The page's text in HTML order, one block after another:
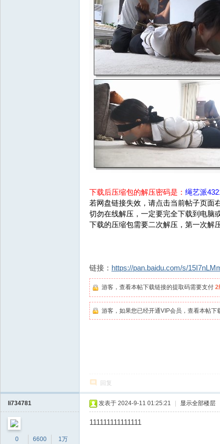
下载后压缩包的解压密码是： 绳艺派
若网盘链接失效，请点击当前帖子页面
切勿在线解压，一定要完全下载到电脑
下载的压缩包需要二次解压，第一次解
链接： https://pan.baidu.com/s/
游客，查看本帖下载链接的提取码需要支付 2
游客，如果您已经开通VIP会员，查看本帖下
回复
li734781
0
6600
1万
发表于 2024-9-11 01:25:21 显示全部楼层
111111111111111